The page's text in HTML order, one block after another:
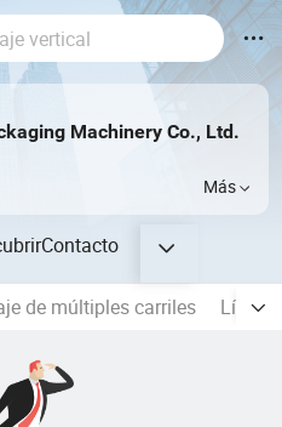
Machinery Co., Ltd.
Más
Contacto
de múltiples carriles Línea